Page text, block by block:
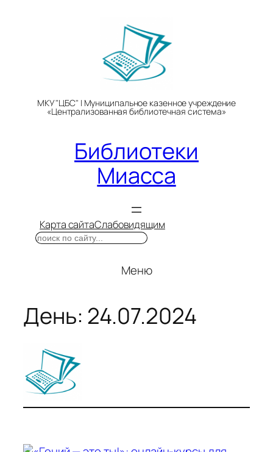
МКУ "ЦБС" | Муниципальное казенное учреждение
«Централизованная библиотечная система»
Библиотеки
Миасса
Карта сайтаСлабовидящим
Поиск
Меню
День: 24.07.2024